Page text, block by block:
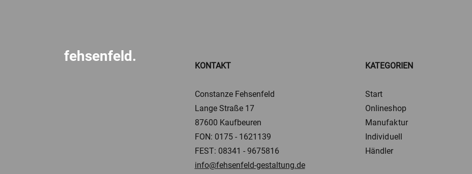
fehsenfeld.
KONTAKT
Constanze Fehsenfeld
Lange Straße 17
87600 Kaufbeuren
FON: 0175 - 1621139
FEST: 08341 - 9675816
info@fehsenfeld-gestaltung.de
KATEGORIEN
Start
Onlineshop
Manufaktur
Individuell
Händler